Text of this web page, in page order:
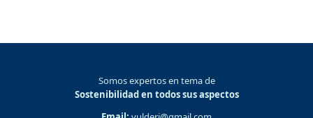
Somos expertos en tema de
Sostenibilidad en todos sus aspectos